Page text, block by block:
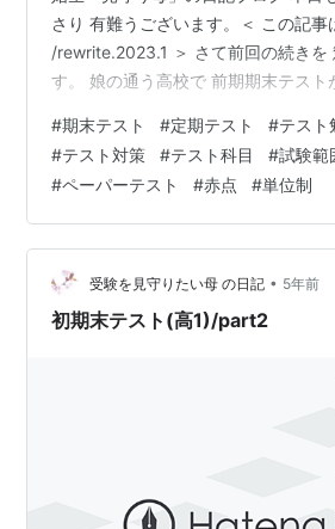
さり 有難うございます。＜ この記
/rewrite.2023.1 ＞ さて前回の続きを
す。 娘の通う高校で 前期期末テスト
に似て要領が悪く 天才肌でも優秀な
普通の我が娘が、 中学とは比になら
ムが増えて内容が濃くなる 高校の学
には、 少なくても同学年の子達の倍
ません。 前回受けた中間テストと
#期末テスト #定期テスト #テスト
#テスト対策 #テスト科目 #試験範
#ペーパーテスト #赤点 #単位制
受験を見守りたい母 の日記 • 5年前
初期末テスト(高1)/part2